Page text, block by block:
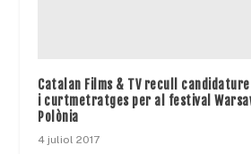
Catalan Films & TV recull
i curtmetratges per al festival
Polònia
4 juliol 2017